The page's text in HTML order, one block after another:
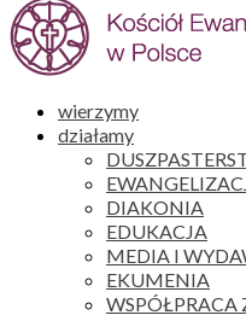
wierzymy
działamy
DIAKONIA
EDUKACJA
MEDIA I
EKUMENIA